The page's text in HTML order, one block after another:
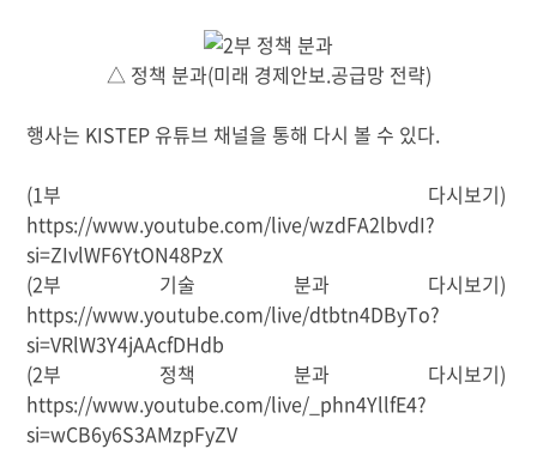
△ 정책 분과(미래 경제안보.공급망 전략)
행사는 KISTEP유튜브 채널을 통해 다시 볼 수 있다.
(1부 다시보기)
https://www.youtube.com/live/wzdFA2lbvdI?
si=ZIvlWF6YtON48PzX
(2부 기술 분과 다시보기)
https://www.youtube.com/live/dtbtn4DByTo?
si=VRlW3Y4jAAcfDHdb
(2부 정책 분과 다시보기)
https://www.youtube.com/live/_phn4YllfE4?
si=wCB6y6S3AMzpFyZV